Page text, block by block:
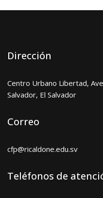
Dirección
Centro Urbano Libertad,
Salvador, El Salvador
Correo
cfp@ricaldone.edu.sv
Teléfonos de